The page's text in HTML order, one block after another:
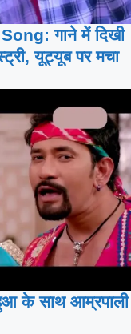
गाने में दिखी
यूट्यूब पर मचा
के साथ आम्रपाली